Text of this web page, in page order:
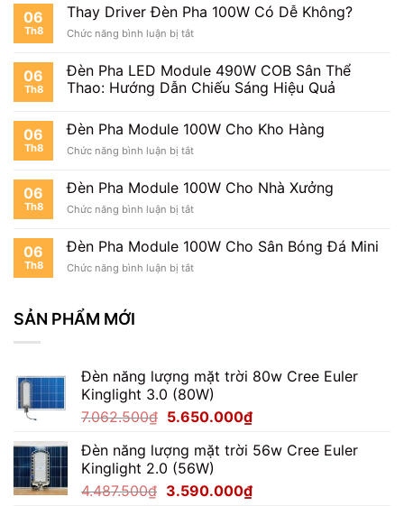
Sân
06
Th8
Thay Driver Đèn Pha 100W Có Dễ Không?
Chức năng bình luận bị tắtở
Driver
Đèn
Pha
Có
Không?
06
Th8
Đèn Pha LED Module 490W COB Sân Thể
Thao: Hướng Dẫn Chiếu Sáng Hiệu Quả
06
Th8
Đèn Pha Module 100W Cho Kho Hàng
Chức năng bình luận bị tắtở
Pha
Module
100W
Kho
06
Th8
Đèn Pha Module 100W Cho Nhà Xưởng
Chức năng bình luận bị tắtở
Pha
Module
100W
06
Th8
Đèn Pha Module 100W Cho Sân Bóng Đá Mini
Chức năng bình luận bị tắtở
Bóng
Đá
Mini
SẢN PHẨM MỚI
Đèn năng lượng mặt trời 80w Cree Euler
Kinglight 3.0 (80W)
7.062.500₫ Giá
là:
7.062.500₫.
5.650.000₫Giá
tại
5.650.000₫.
Đèn năng lượng mặt trời 56w Cree Euler
Kinglight 2.0 (56W)
4.487.500₫ Giá
3.590.000₫Giá